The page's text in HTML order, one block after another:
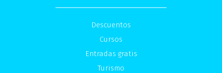
Descuentos
Cursos
Entradas gratis
Turismo